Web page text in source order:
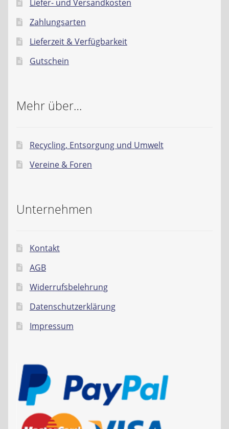
Liefer- und Versandkosten
Zahlungsarten
Lieferzeit & Verfügbarkeit
Gutschein
Mehr über…
Recycling, Entsorgung und Umwelt
Vereine & Foren
Unternehmen
Kontakt
AGB
Widerrufsbelehrung
Datenschutzerklärung
Impressum